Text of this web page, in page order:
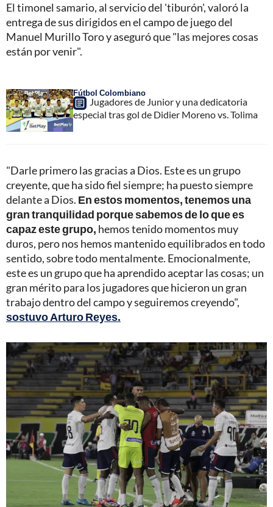
El timonel samario, al servicio del 'tiburón', valoró la
entrega de sus dirigidos en el campo de juego del
Manuel Murillo Toro y aseguró que "las mejores cosas
están por venir".
Fútbol Colombiano
Jugadores de Junior y una dedicatoria
especial tras gol de Didier Moreno vs. Tolima
"Darle primero las gracias a Dios. Este es un grupo
creyente, que ha sido fiel siempre; ha puesto siempre
delante a Dios. En estos momentos, tenemos una
gran tranquilidad porque sabemos de lo que es
capaz este grupo, hemos tenido momentos muy
duros, pero nos hemos mantenido equilibrados en todo
sentido, sobre todo mentalmente. Emocionalmente,
este es un grupo que ha aprendido aceptar las cosas; un
gran mérito para los jugadores que hicieron un gran
trabajo dentro del campo y seguiremos creyendo",
sostuvo Arturo Reyes.